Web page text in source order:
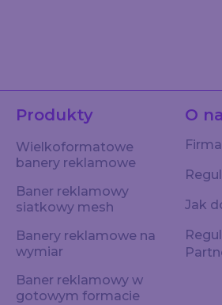
Produkty
Wielkoformatowe
banery reklamowe
Baner reklamowy
siatkowy mesh
Banery reklamowe na
wymiar
Baner reklamowy w
gotowym formacie
O
Firma
Jak